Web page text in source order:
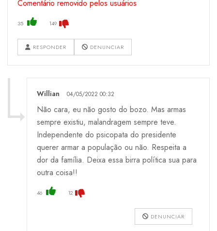
Comentário removido pelos usuários
35 149
RESPONDER DENUNCIAR
Willian 04/05/2022 00:32
Não cara, eu não gosto do bozo. Mas armas
sempre existiu, malandragem sempre teve.
Independente do psicopata do presidente
querer armar a população ou não. Respeita a
dor da família. Deixa essa birra política sua para
outra coisa!!
46 12
DENUNCIAR